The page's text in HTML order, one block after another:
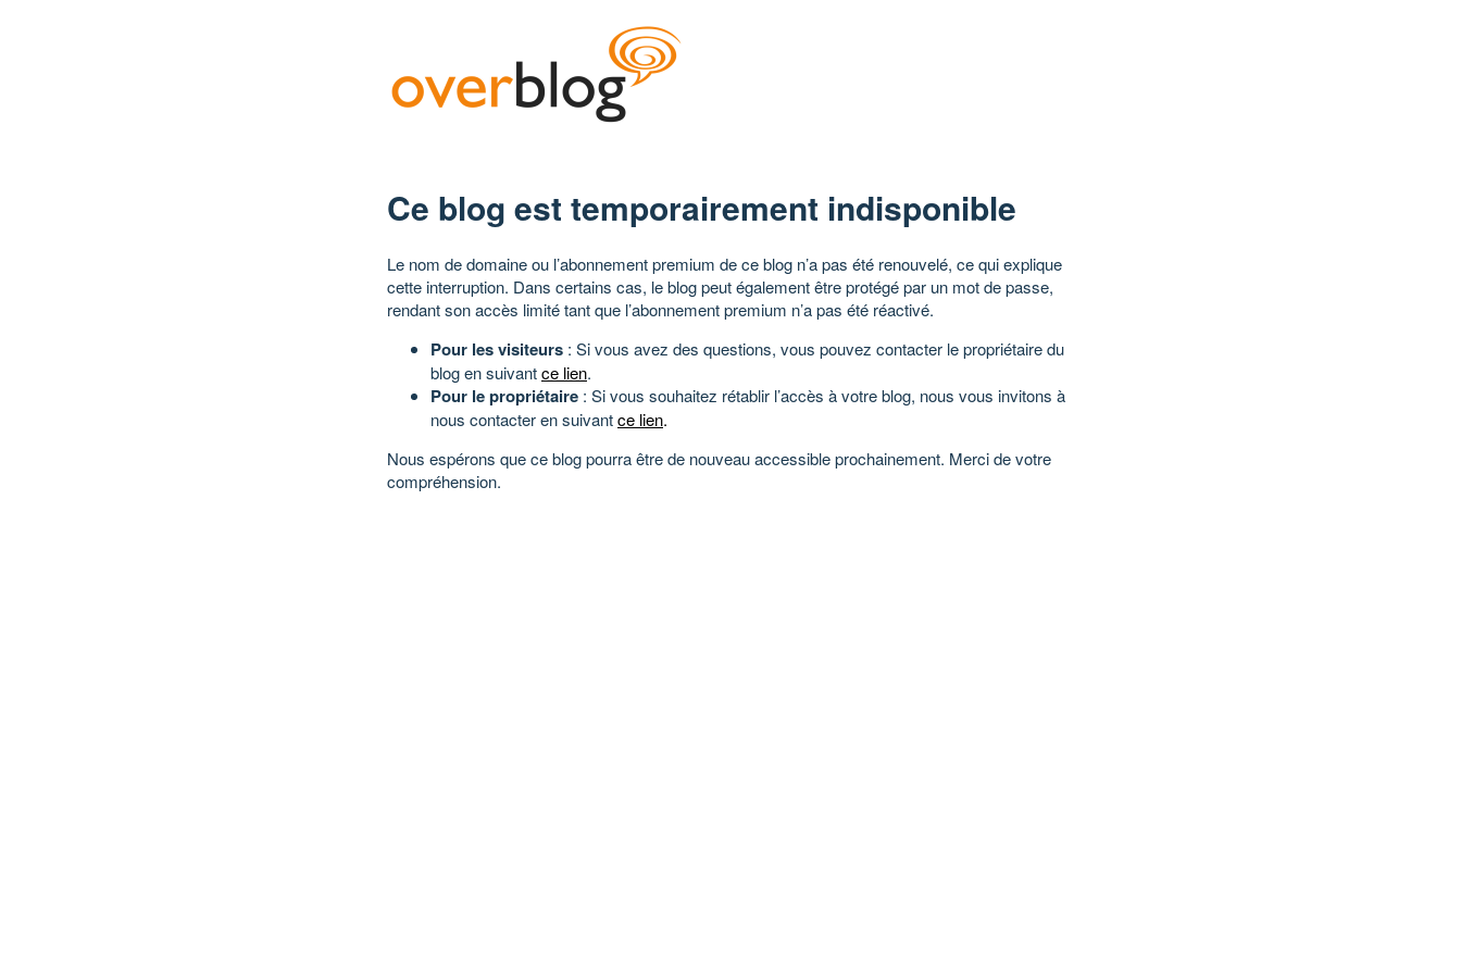
Ce blog est temporairement indisponible
Le nom de domaine ou l’abonnement premium de ce blog n’a pas été renouvelé, ce qui explique
cette interruption. Dans certains cas, le blog peut également être protégé par un mot de passe,
rendant son accès limité tant que l’abonnement premium n’a pas été réactivé.
Pour les visiteurs : Si vous avez des questions, vous pouvez contacter le propriétaire du
blog en suivantce lien.
Pour le propriétaire : Si vous souhaitez rétablir l’accès à votre blog, nous vous invitons à
nous contacter en suivantce lien.
Nous espérons que ce blog pourra être de nouveau accessible prochainement. Merci de votre
compréhension.